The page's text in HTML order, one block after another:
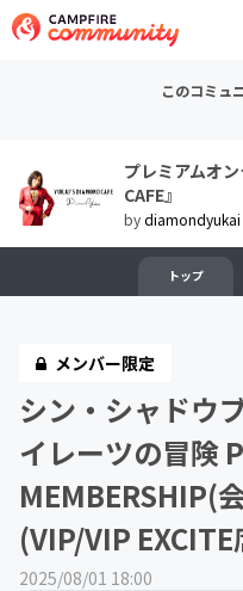
このコミュ
プレミアムオ
CAFE』
bydiamondyukai
トップ
メンバー限定
シン・シャドウ
イレーツの冒険
MEMBERSHIP(
(VIP/VIP
2025/08/01 18:00